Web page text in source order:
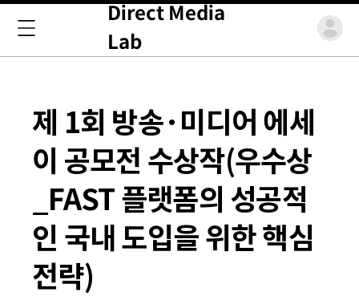
Direct Media
Lab
제 1회 방송·미디어 에세
이 공모전 수상작(우수상
_FAST 플랫폼의 성공적
인 국내 도입을 위한 핵심
전략)